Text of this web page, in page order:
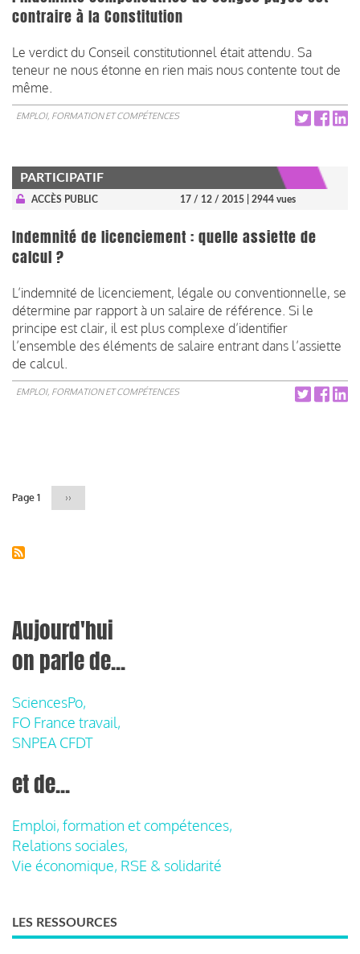
contraire à la Constitution
Le verdict du Conseil constitutionnel était attendu. Sa
teneur ne nous étonne en rien mais nous contente tout de
même.
EMPLOI, FORMATION ET COMPÉTENCES
PARTICIPATIF
ACCÈS PUBLIC 17 / 12 / 2015 | 2944 vues
Indemnité de licenciement : quelle assiette de
calcul ?
L’indemnité de licenciement, légale ou conventionnelle, se
détermine par rapport à un salaire de référence. Si le
principe est clair, il est plus complexe d’identifier
l’ensemble des éléments de salaire entrant dans l’assiette
de calcul.
EMPLOI, FORMATION ET COMPÉTENCES
Page 1
Page
››
Aujourd'hui
on parle de...
SciencesPo,
FO France travail,
SNPEA CFDT
et de...
Emploi, formation et compétences,
Relations sociales,
Vie économique, RSE & solidarité
LES RESSOURCES